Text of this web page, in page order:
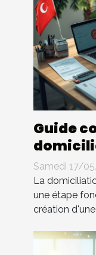
Guide
en
Samedi 17/
La
une étape
création d'une